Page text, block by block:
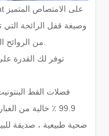
وصيغة قفل الرائحة
توفر لك القدرة
فضلات القط
99.9 ٪ خالية من
صحية طبيعية ، صديقة